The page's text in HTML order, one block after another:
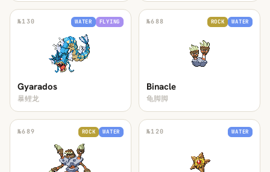
№130 WATER FLYING
Gyarados
暴鲤龙
№688 ROCK WATER
Binacle
龟脚脚
№689 ROCK WATER №120 WATER